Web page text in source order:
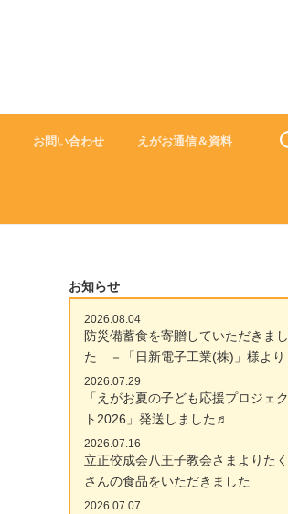
お問い合わせ えがお通信＆資料 検
お知らせ
2026.08.04
防災備蓄食を寄贈していただきまし
た －「日新電子工業(株)」様より
2026.07.29
「えがお夏の子ども応援プロジェク
ト2026」発送しました♬
2026.07.16
立正佼成会八王子教会さまよりたく
さんの食品をいただきました
2026.07.07